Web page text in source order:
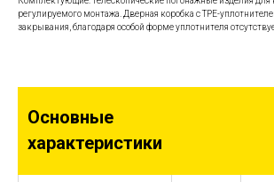
регулируемого монтажа. Дверная коробка с TPE-
закрывания, благодаря особой форме уплотнителя
Основные
характеристики